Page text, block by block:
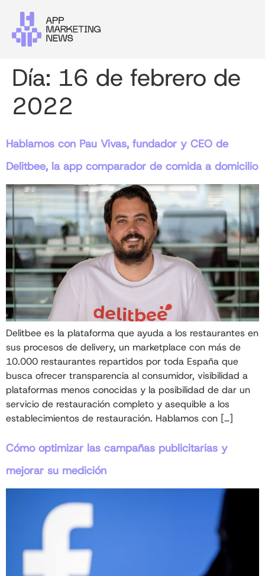
Día: 16 de febrero de
2022
Hablamos con Pau Vivas, fundador y CEO de
Delitbee, la app comparador de comida a domicilio
Delitbee es la plataforma que ayuda a los restaurantes en
sus procesos de delivery, un marketplace con más de
10.000 restaurantes repartidos por toda España que
busca ofrecer transparencia al consumidor, visibilidad a
plataformas menos conocidas y la posibilidad de dar un
servicio de restauración completo y asequible a los
establecimientos de restauración. Hablamos con […]
Cómo optimizar las campañas publicitarias y
mejorar su medición